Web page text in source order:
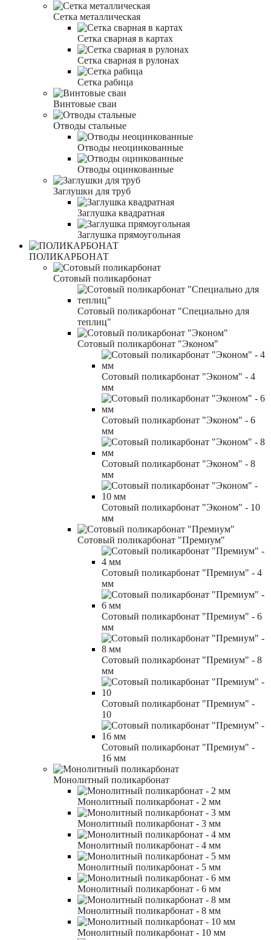
Сетка металлическая
Сетка сварная в картах
Сетка сварная в рулонах
Сетка рабица
Винтовые сваи
Отводы стальные
Отводы неоцинкованные
Отводы оцинкованные
Заглушки для труб
Заглушка квадратная
Заглушка прямоугольная
ПОЛИКАРБОНАТ
Сотовый поликарбонат
Сотовый поликарбонат "Специально для
теплиц"
Сотовый поликарбонат "Эконом"
Сотовый поликарбонат "Эконом" - 4
мм
Сотовый поликарбонат "Эконом" - 6
мм
Сотовый поликарбонат "Эконом" - 8
мм
Сотовый поликарбонат "Эконом" - 10
мм
Сотовый поликарбонат "Премиум"
Сотовый поликарбонат "Премиум" - 4
мм
Сотовый поликарбонат "Премиум" - 6
мм
Сотовый поликарбонат "Премиум" - 8
мм
Сотовый поликарбонат "Премиум" -
10
Сотовый поликарбонат "Премиум" -
16 мм
Монолитный поликарбонат
Монолитный поликарбонат - 2 мм
Монолитный поликарбонат - 3 мм
Монолитный поликарбонат - 4 мм
Монолитный поликарбонат - 5 мм
Монолитный поликарбонат - 6 мм
Монолитный поликарбонат - 8 мм
Монолитный поликарбонат - 10 мм